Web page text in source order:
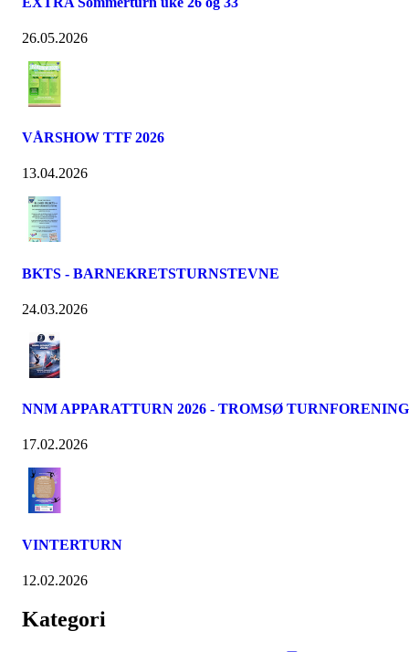
26.05.2026
VÅRSHOW TTF 2026
13.04.2026
BKTS - BARNEKRETSTURNSTEVNE
24.03.2026
NNM APPARATTURN 2026 - TROMSØ TURNFORENING
17.02.2026
VINTERTURN
12.02.2026
Kategori